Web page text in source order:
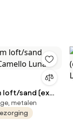
Luna
metalen